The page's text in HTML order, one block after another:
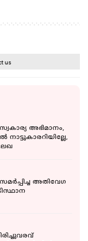
us
അഭിമാനം,
അതിവേഗ